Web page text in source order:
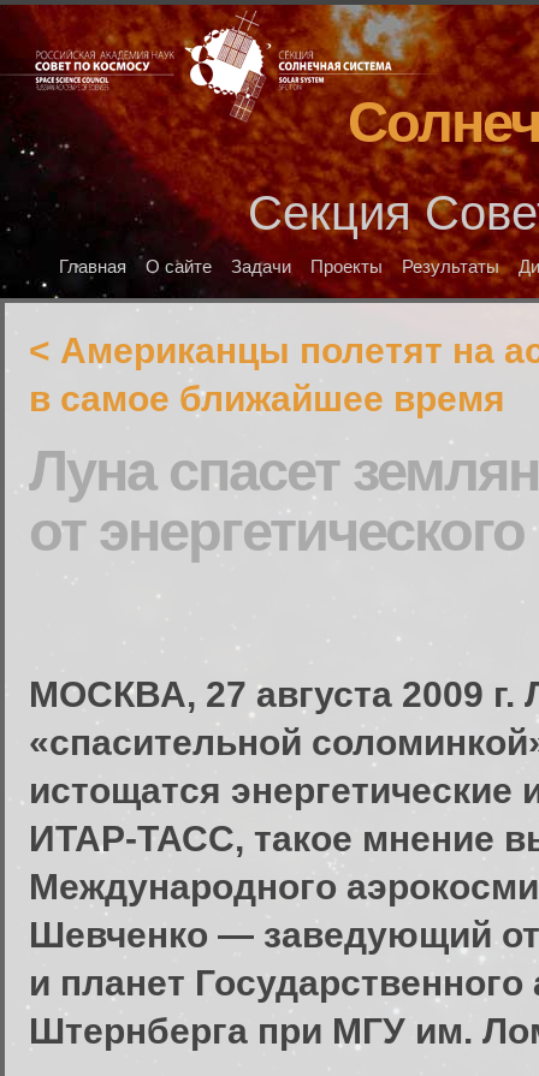
Секция
Главная О сайте Задачи Проекты Результаты
< Американцы полетят на
в самое ближайшее время
Луна спасет землян
от
МОСКВА, 27 августа 2009 г.
«спасительной
истощатся энергетические
ИТАР-ТАСС, такое мнение
Международного
Шевченко — заведующий
и планет
Штернберга при МГУ им.